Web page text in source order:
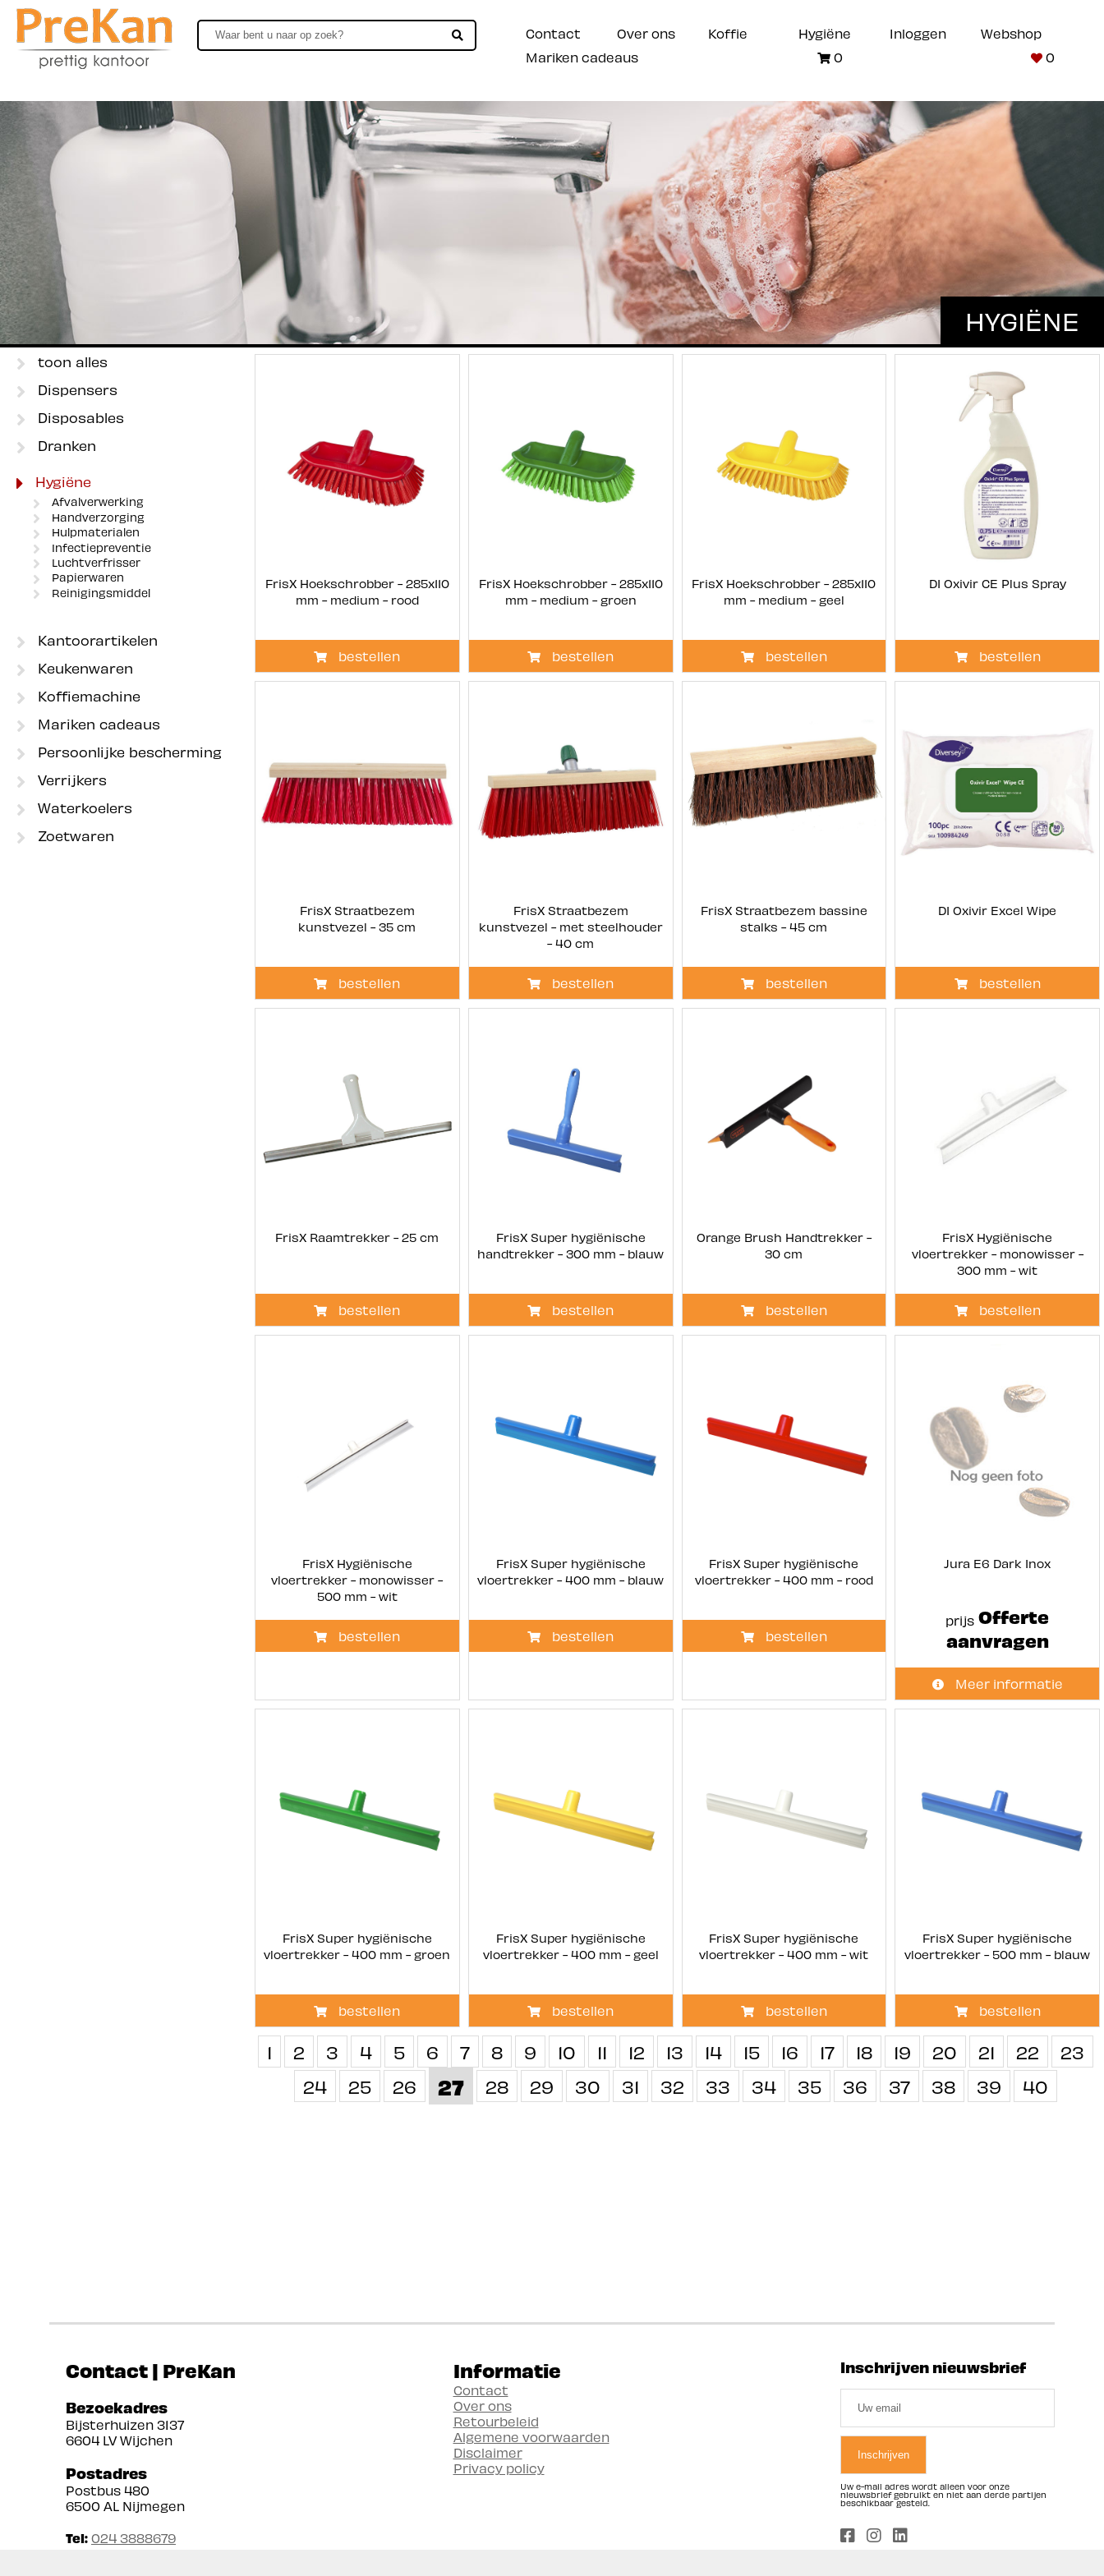
Contact Over ons Koffie Hygiëne Inloggen
Webshop
Mariken cadeaus
0 0
HYGIËNE
toon alles
Dispensers
Disposables
Dranken
Hygiëne
Afvalverwerking
Handverzorging
Hulpmaterialen
Infectiepreventie
Luchtverfrisser
Papierwaren
Reinigingsmiddel
Kantoorartikelen
Keukenwaren
Koffiemachine
Mariken cadeaus
Persoonlijke bescherming
Verrijkers
Waterkoelers
Zoetwaren
FrisX Hoekschrobber - 285x110
mm - medium - rood
bestellen
FrisX Hoekschrobber - 285x110
mm - medium - groen
bestellen
FrisX Hoekschrobber - 285x110
mm - medium - geel
bestellen
DI Oxivir CE Plus Spray
bestellen
FrisX Straatbezem
kunstvezel - 35 cm
bestellen
FrisX Straatbezem
kunstvezel - met steelhouder
- 40 cm
bestellen
FrisX Straatbezem bassine
stalks - 45 cm
bestellen
DI Oxivir Excel Wipe
bestellen
FrisX Raamtrekker - 25 cm
bestellen
FrisX Super hygiënische
handtrekker - 300 mm - blauw
bestellen
Orange Brush Handtrekker -
30 cm
bestellen
FrisX Hygiënische
vloertrekker - monowisser -
300 mm - wit
bestellen
FrisX Hygiënische
vloertrekker - monowisser -
500 mm - wit
bestellen
FrisX Super hygiënische
vloertrekker - 400 mm - blauw
bestellen
FrisX Super hygiënische
vloertrekker - 400 mm - rood
bestellen
Jura E6 Dark Inox
prijs Offerte
aanvragen
Meer informatie
FrisX Super hygiënische
vloertrekker - 400 mm - groen
bestellen
FrisX Super hygiënische
vloertrekker - 400 mm - geel
bestellen
FrisX Super hygiënische
vloertrekker - 400 mm - wit
bestellen
FrisX Super hygiënische
vloertrekker - 500 mm - blauw
bestellen
1 2 3 4 5 6 7 8 9 10 11 12 13 14 15 16 17 18 19 20 21 22
23
24
25 26 27 28 29 30 31 32 33 34 35 36 37 38 39 40
Contact | PreKan
Bezoekadres
Bijsterhuizen 3137
6604 LV Wijchen
Postadres
Postbus 480
6500 AL Nijmegen
Tel: 024 3888679
Informatie
Contact
Over ons
Retourbeleid
Algemene voorwaarden
Disclaimer
Privacy policy
Inschrijven nieuwsbrief
Uw e-mail adres wordt alleen voor onze
nieuwsbrief gebruikt en niet aan derde partijen
beschikbaar gesteld.